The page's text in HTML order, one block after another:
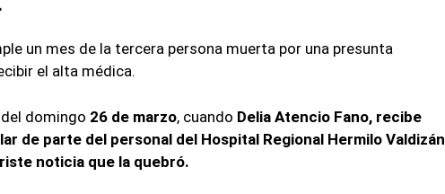
un mes de la tercera persona muerta por una presunta
el alta médica.
domingo 26 de marzo, cuando Delia Atencio Fano, recibe
de parte del personal del Hospital Regional Hermilo Valdizán
noticia que la quebró.